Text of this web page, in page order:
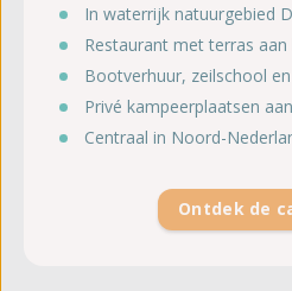
In waterrijk natuurgebied
Restaurant met terras
Bootverhuur, zeilschool
Privé kampeerplaatsen
Centraal in Noord-
Ontdek de